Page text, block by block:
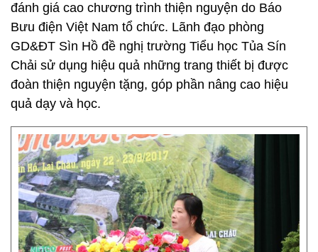
đánh giá cao chương trình thiện nguyện do Báo
Bưu điện Việt Nam tổ chức. Lãnh đạo phòng
GD&ĐT Sìn Hồ đề nghị trường Tiểu học Tủa Sín
Chải sử dụng hiệu quả những trang thiết bị được
đoàn thiện nguyện tặng, góp phần nâng cao hiệu
quả dạy và học.